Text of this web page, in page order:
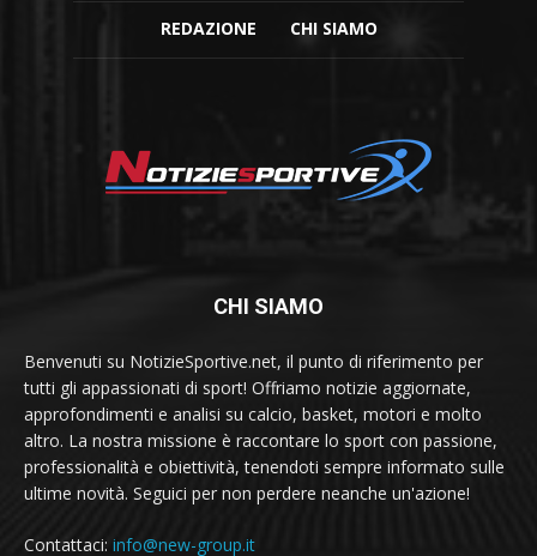
REDAZIONE CHI SIAMO
CHI SIAMO
Benvenuti su NotizieSportive.net, il punto di riferimento per
tutti gli appassionati di sport! Offriamo notizie aggiornate,
approfondimenti e analisi su calcio, basket, motori e molto
altro. La nostra missione è raccontare lo sport con passione,
professionalità e obiettività, tenendoti sempre informato sulle
ultime novità. Seguici per non perdere neanche un'azione!
Contattaci: info@new-group.it